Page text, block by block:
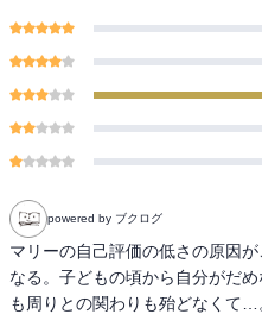
powered by ブクログ
マリーの自己評価の低さの原因
なる。子どもの頃から自分がだ
も周りとの関わりも殆どなくて